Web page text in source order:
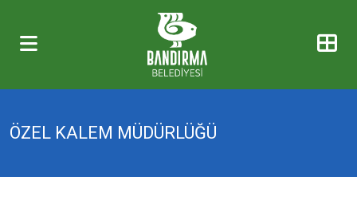
ÖZEL KALEM MÜDÜRLÜĞÜ